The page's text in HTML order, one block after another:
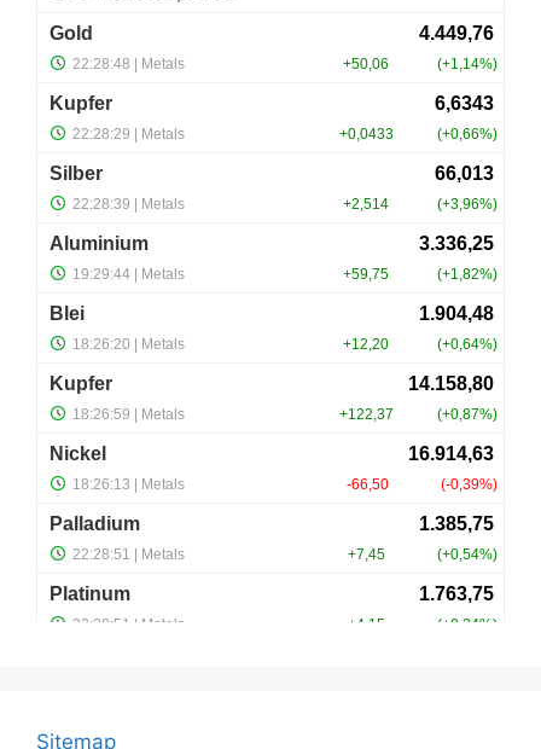
Sitemap